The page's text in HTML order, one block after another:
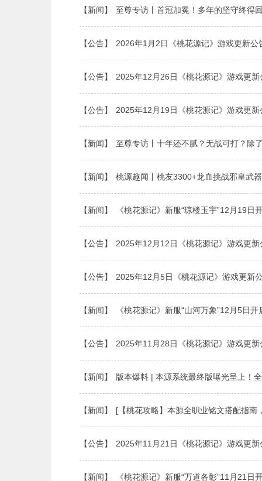
【新闻】 至尊专访丨首冠加冕！多年的坚守终得
【公告】 2026年1月2日《桃花源记》游戏更新公
【公告】 2025年12月26日《桃花源记》游戏更新
【公告】 2025年12月19日《桃花源记》游戏更新
【新闻】 至尊专访丨十年还不腻？无战可打？除
【新闻】 桃源趣闻丨桃友3300+龙血挑战邪皇武
【新闻】 《桃花源记》新服“琼楼玉宇”12月19日
【公告】 2025年12月12日《桃花源记》游戏更新
【公告】 2025年12月5日《桃花源记》游戏更新
【新闻】 《桃花源记》新服“山河万象”12月5日开
【公告】 2025年11月28日《桃花源记》游戏更新
【新闻】 版本爆料 | 本源系统最终版曝光呈上！
【新闻】 [【桃花攻略】本源全职业铭文搭配指南
【公告】 2025年11月21日《桃花源记》游戏更新
【新闻】 《桃花源记》新服“万道各彰”11月21日